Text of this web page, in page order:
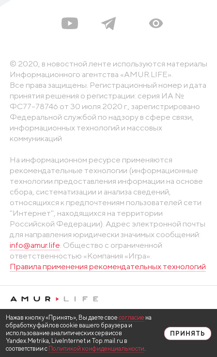
© 2020, в новостной ленте используются материалы
Информационного агентства «AMUR.LIFE».
Все права защищены. Регистрационный номер и дата
принятия решения о регистрации: серия ИА №
ФС77-78746 от 30 июля 2020 г., зарегистрировано
Федеральной службой по надзору в сфере связи,
информационных технологий и массовых
коммуникаций
На информационном ресурсе применяются
рекомендательные технологии (информационные
технологии предоставления информации на основе
сбора, систематизации и анализа сведений,
относящихся к предпочтениям пользователей сети
"Интернет", находящихся на территории
Российской Федерации). Адрес электронной почты
для направления юридически значимых сообщений:
info@amur.life. Общество с ограниченной
ответственностью «Компания «Игра».
Правила применения рекомендательных технологий
Нажав кнопку «Принять», Вы даете свое согласие на
обработку файлов cookie вашего браузера и
использование аналитических сервисов
Yandex.Metrika, LiveInternet и Top.mail.ru в
соответствии с Политикой конфиденциальности.
ПРИНЯТЬ